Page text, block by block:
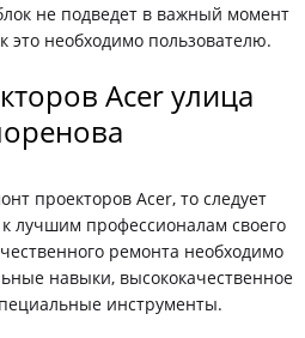
не подведет в важный момент
это необходимо пользователю.
Acer улица
проекторов Acer, то следует
лучшим профессионалам своего
ремонта необходимо
навыки, высококачественное
инструменты.